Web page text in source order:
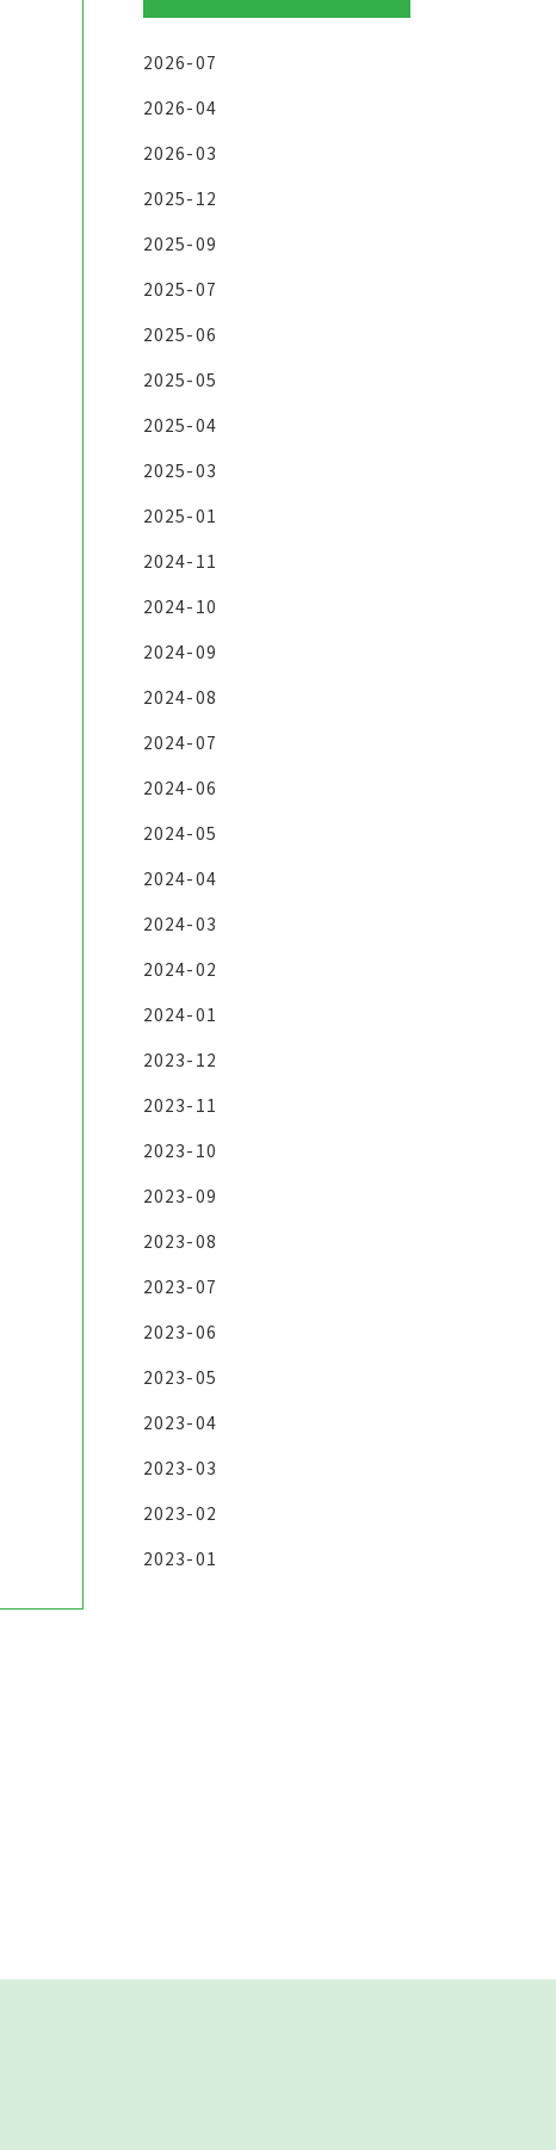
2026-07
2026-04
2026-03
2025-12
2025-09
2025-07
2025-06
2025-05
2025-04
2025-03
2025-01
2024-11
2024-10
2024-09
2024-08
2024-07
2024-06
2024-05
2024-04
2024-03
2024-02
2024-01
2023-12
2023-11
2023-10
2023-09
2023-08
2023-07
2023-06
2023-05
2023-04
2023-03
2023-02
2023-01